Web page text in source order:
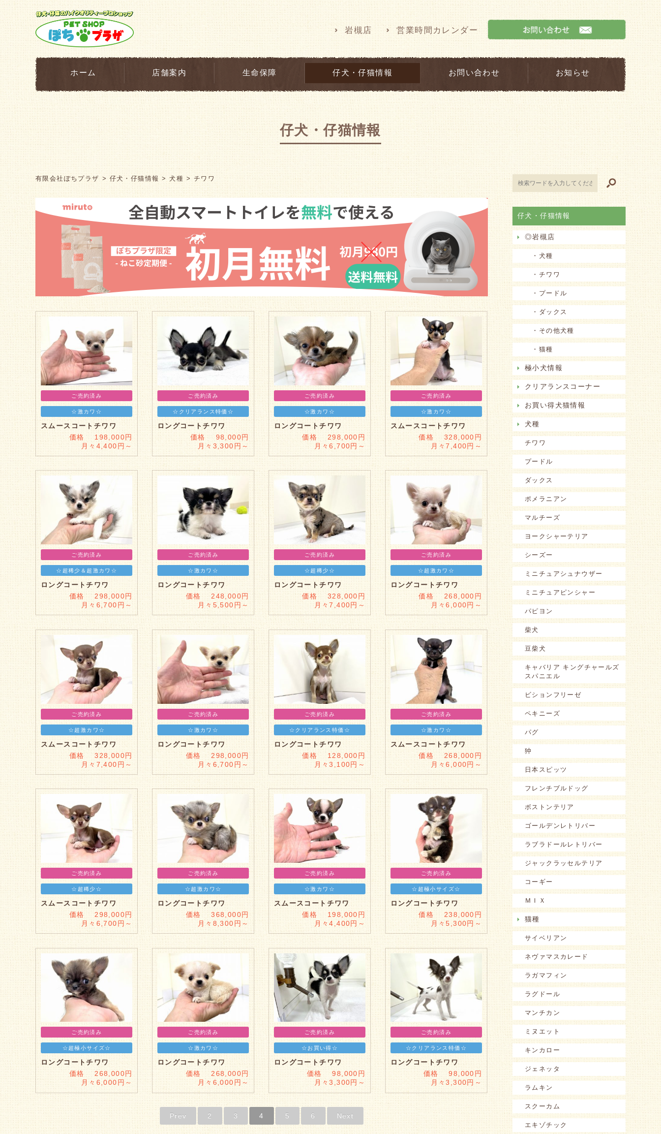
岩槻店 営業時間カレンダー
ホーム 店舗案内 生命保障 仔犬・仔猫情報 お問い合わせ お知らせ
仔犬・仔猫情報
有限会社ぽちプラザ 仔犬・仔猫情報 犬種 チワワ
ご売約済み
☆激カワ☆
スムースコートチワワ
価格 198,000円
月々4,400円～
ご売約済み
☆クリアランス特価☆
ロングコートチワワ
価格 98,000円
月々3,300円～
ご売約済み
☆激カワ☆
ロングコートチワワ
価格 298,000円
月々6,700円～
ご売約済み
☆激カワ☆
スムースコートチワワ
価格 328,000円
月々7,400円～
ご売約済み
☆超稀少＆超激カワ☆
ロングコートチワワ
価格 298,000円
月々6,700円～
ご売約済み
☆激カワ☆
ロングコートチワワ
価格 248,000円
月々5,500円～
ご売約済み
☆超稀少☆
ロングコートチワワ
価格 328,000円
月々7,400円～
ご売約済み
☆超激カワ☆
ロングコートチワワ
価格 268,000円
月々6,000円～
ご売約済み
☆超激カワ☆
スムースコートチワワ
価格 328,000円
月々7,400円～
ご売約済み
☆激カワ☆
ロングコートチワワ
価格 298,000円
月々6,700円～
ご売約済み
☆クリアランス特価☆
ロングコートチワワ
価格 128,000円
月々3,100円～
ご売約済み
☆激カワ☆
スムースコートチワワ
価格 268,000円
月々6,000円～
ご売約済み
☆超稀少☆
スムースコートチワワ
価格 298,000円
月々6,700円～
ご売約済み
☆超激カワ☆
ロングコートチワワ
価格 368,000円
月々8,300円～
ご売約済み
☆激カワ☆
スムースコートチワワ
価格 198,000円
月々4,400円～
ご売約済み
☆超極小サイズ☆
ロングコートチワワ
価格 238,000円
月々5,300円～
ご売約済み
☆超極小サイズ☆
ロングコートチワワ
価格 268,000円
月々6,000円～
ご売約済み
☆激カワ☆
ロングコートチワワ
価格 268,000円
月々6,000円～
ご売約済み
☆お買い得☆
ロングコートチワワ
価格 98,000円
月々3,300円～
ご売約済み
☆クリアランス特価☆
ロングコートチワワ
価格 98,000円
月々3,300円～
Prev 2 3 4 5 6 Next
仔犬・仔猫情報
◎岩槻店
・犬種
・チワワ
・プードル
・ダックス
・その他犬種
・猫種
極小犬情報
クリアランスコーナー
お買い得犬猫情報
犬種
チワワ
プードル
ダックス
ポメラニアン
マルチーズ
ヨークシャーテリア
シーズー
ミニチュアシュナウザー
ミニチュアピンシャー
パピヨン
柴犬
豆柴犬
キャバリア キングチャールズ
スパニエル
ビションフリーゼ
ペキニーズ
パグ
狆
日本スピッツ
フレンチブルドッグ
ボストンテリア
ゴールデンレトリバー
ラブラドールレトリバー
ジャックラッセルテリア
コーギー
ＭＩＸ
猫種
サイベリアン
ネヴァマスカレード
ラガマフィン
ラグドール
マンチカン
ミヌエット
キンカロー
ジェネッタ
ラムキン
スクーカム
エキゾチック